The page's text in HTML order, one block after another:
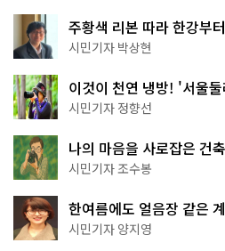
주황색 리본 따라 한강부
서울둘레길 15코스
시민기자 박상현
이것이 천연 냉방! '서울
나볼까
시민기자 정향선
나의 마음을 사로잡은 건
상작 공개!
시민기자 조수봉
한여름에도 얼음장 같은
천국이네~
시민기자 양지영